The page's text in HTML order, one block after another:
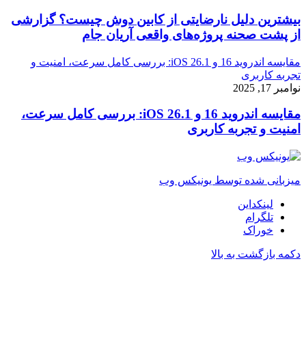
بیشترین دلیل نارضایتی از کابین دوش چیست؟ گزارشی
از پشت صحنه پروژه‌های واقعی آریان جام
مقایسه اندروید 16 و iOS 26.1: بررسی کامل سرعت، امنیت و
تجربه کاربری
نوامبر 17, 2025
مقایسه اندروید 16 و iOS 26.1: بررسی کامل سرعت،
امنیت و تجربه کاربری
میزبانی شده توسط یونیکس وب
لینکداین
تلگرام
خوراک
دکمه بازگشت به بالا